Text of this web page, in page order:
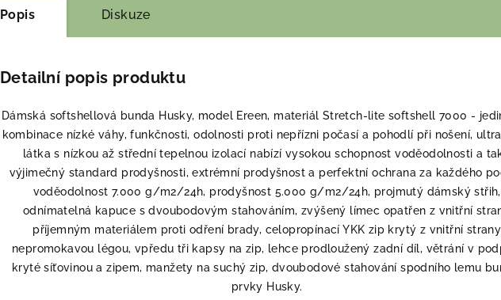
Popis Diskuze
Detailní popis produktu
Dámská softshellová bunda Husky, model Ereen, materiál Stretch-lite softshell 7000 -
kombinace nízké váhy, funkčnosti, odolnosti proti nepřízni počasí a pohodlí při nošení,
látka s nízkou až střední tepelnou izolací nabízí vysokou schopnost voděodolnosti a
výjimečný standard prodyšnosti, extrémní prodyšnost a perfektní ochrana za každého
voděodolnost 7.000 g/m2/24h, prodyšnost 5.000 g/m2/24h, projmutý dámský střih,
odnímatelná kapuce s dvoubodovým stahováním, zvýšený límec opatřen z vnitřní
příjemným materiálem proti odření brady, celopropínací YKK zip krytý z vnitřní strany
nepromokavou légou, vpředu tři kapsy na zip, lehce prodloužený zadní díl, větrání v
kryté síťovinou a zipem, manžety na suchý zip, dvoubodové stahování spodního lemu
prvky Husky.